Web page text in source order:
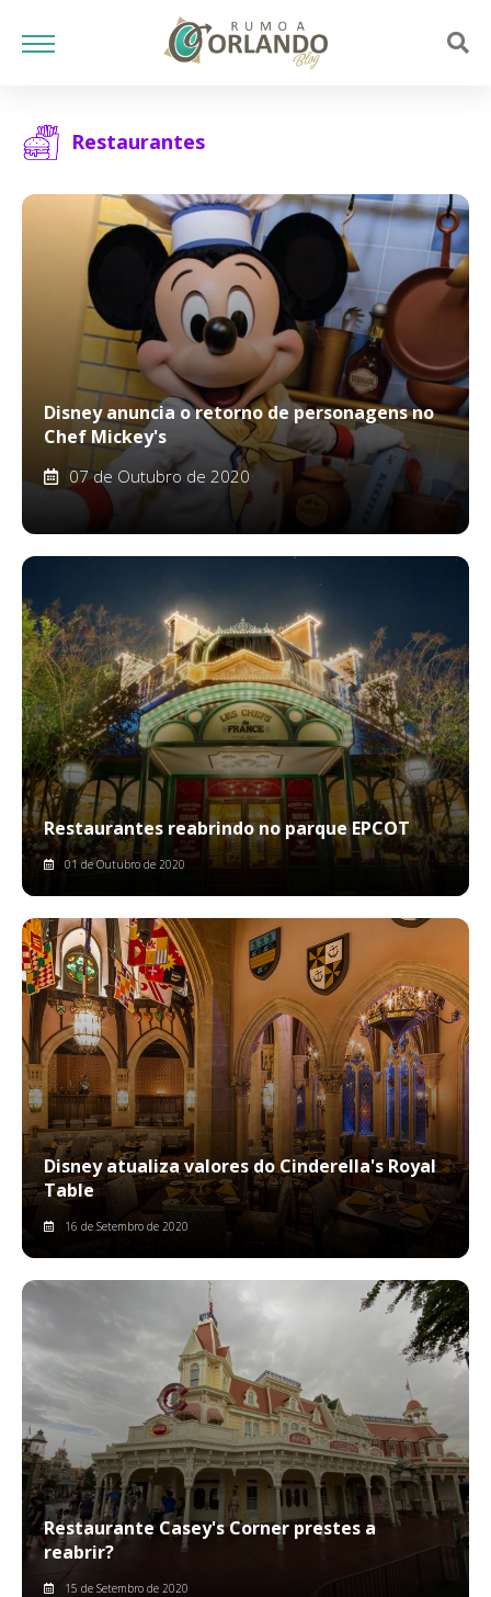
Restaurantes
Disney anuncia o retorno de personagens no
Chef Mickey's
07 de Outubro de 2020
Restaurantes reabrindo no parque EPCOT
01 de Outubro de 2020
Disney atualiza valores do Cinderella's Royal
Table
16 de Setembro de 2020
Restaurante Casey's Corner prestes a
reabrir?
15 de Setembro de 2020